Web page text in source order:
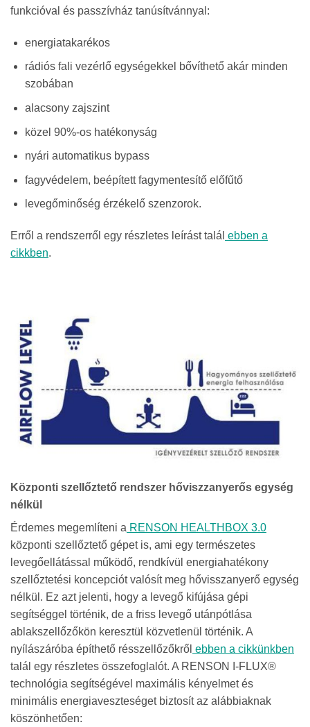
funkcióval és passzívház tanúsítvánnyal:
energiatakarékos
rádiós fali vezérlő egységekkel bővíthető akár minden
szobában
alacsony zajszint
közel 90%-os hatékonyság
nyári automatikus bypass
fagyvédelem, beépített fagymentesítő előfűtő
levegőminőség érzékelő szenzorok.
Erről a rendszerről egy részletes leírást talál ebben a
cikkben.
Központi szellőztető rendszer hőviszzanyerős egység
nélkül
Érdemes megemlíteni a RENSON HEALTHBOX 3.0
központi szellőztető gépet is, ami egy természetes
levegőellátással működő, rendkívül energiahatékony
szellőztetési koncepciót valósít meg hővisszanyerő egység
nélkül. Ez azt jelenti, hogy a levegő kifújása gépi
segítséggel történik, de a friss levegő utánpótlása
ablakszellőzőkön keresztül közvetlenül történik. A
nyílászáróba építhető résszellőzőkről ebben a cikkünkben
talál egy részletes összefoglalót. A RENSON I-FLUX®
technológia segítségével maximális kényelmet és
minimális energiaveszteséget biztosít az alábbiaknak
köszönhetően: